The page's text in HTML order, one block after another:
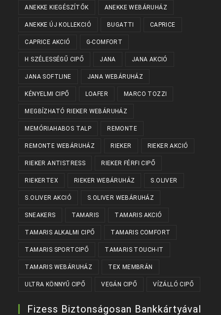
ANEKKE KIEGÉSZÍTŐK ANEKKE WEBÁRUHÁZ
ANEKKE ÚJ KOLLEKCIÓ BUGATTI CAPRICE
CAPRICE AKCIÓ G-COMFORT
H SZÉLESSÉGŰ CIPŐ JANA JANA AKCIÓ
JANA SOFTLINE JANA WEBÁRUHÁZ
KÉNYELMI CIPŐ LOAFER MARCO TOZZI
MEGBÍZHATÓ RIEKER WEBÁRUHÁZ
MEMÓRIAHABOS TALP REMONTE
REMONTE WEBÁRUHÁZ RIEKER RIEKER AKCIÓ
RIEKER ANTISTRESS RIEKER FÉRFI CIPŐ
RIEKERTEX RIEKER WEBÁRUHÁZ S.OLIVER
S.OLIVER AKCIÓ S.OLIVER WEBÁRUHÁZ
SNEAKERS TAMARIS TAMARIS AKCIÓ
TAMARIS ALKALMI CIPŐ TAMARIS COMFORT
TAMARIS SPORTCIPŐ TAMARIS TOUCH-IT
TAMARIS WEBÁRUHÁZ TEX MEMBRÁN
ULTRA KÖNNYŰ CIPŐ VEGÁN CIPŐ VÍZÁLLÓ CIPŐ
Fizess Biztonságosan Bankkártyával